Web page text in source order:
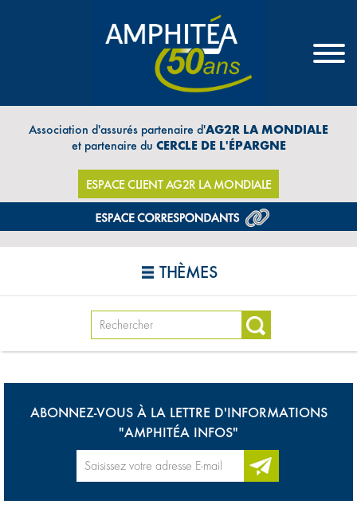
Association d'assurés partenaire d'AG2R LA MONDIALE
et partenaire du CERCLE DE L'ÉPARGNE
ESPACE CLIENT AG2R LA MONDIALE
THÈMES
ABONNEZ-VOUS À LA LETTRE D'INFORMATIONS
"AMPHITÉA INFOS"